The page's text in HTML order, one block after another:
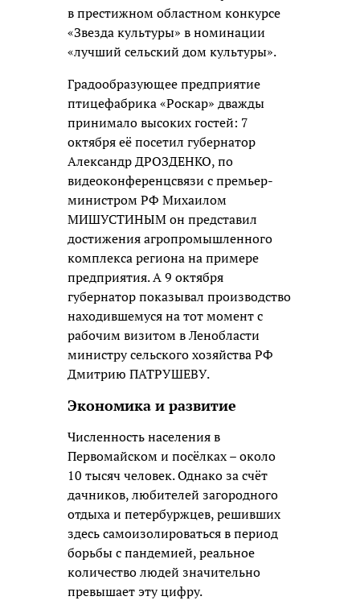
в престижном областном конкурсе
«Звезда культуры» в номинации
«лучший сельский дом культуры».
Градообразующее предприятие
птицефабрика «Роскар» дважды
принимало высоких гостей: 7
октября её посетил губернатор
Александр ДРОЗДЕНКО, по
видеоконференцсвязи с премьер-
министром РФ Михаилом
МИШУСТИНЫМ он представил
достижения агропромышленного
комплекса региона на примере
предприятия. А 9 октября
губернатор показывал производство
находившемуся на тот момент с
рабочим визитом в Ленобласти
министру сельского хозяйства РФ
Дмитрию ПАТРУШЕВУ.
Экономика и развитие
Численность населения в
Первомайском и посёлках – около
10 тысяч человек. Однако за счёт
дачников, любителей загородного
отдыха и петербуржцев, решивших
здесь самоизолироваться в период
борьбы с пандемией, реальное
количество людей значительно
превышает эту цифру.